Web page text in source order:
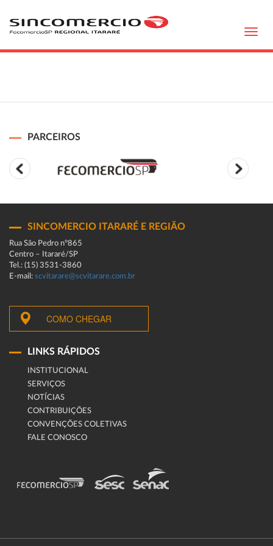
PARCEIROS
SINCOMERCIO ITARARÉ E REGIÃO
Rua São Pedro n°865
Centro – Itararé/SP
Tel.: (15) 3531-3860
E-mail: scvitarare@scvitarare.com.br
COMO CHEGAR
LINKS RÁPIDOS
INSTITUCIONAL
SERVIÇOS
NOTÍCIAS
CONTRIBUIÇÕES
CONVENÇÕES COLETIVAS
FALE CONOSCO